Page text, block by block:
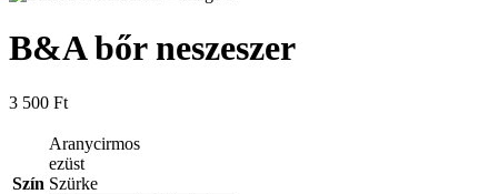
B&A bőr neszeszer
3 500 Ft
Szín
Aranycirmos
ezüst
Szürke